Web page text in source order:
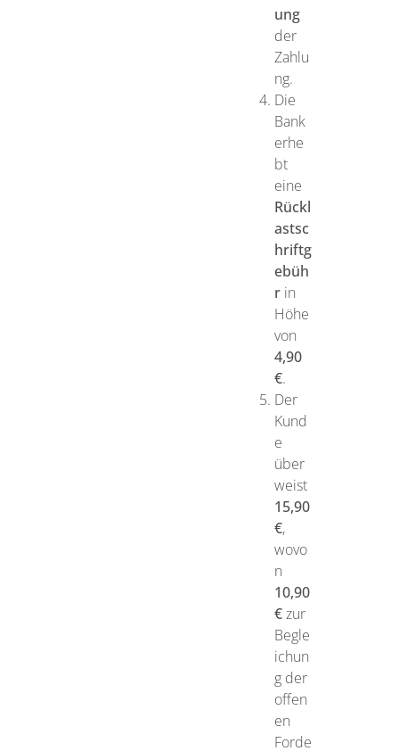
ung
der
Zahlu
ng.
Die
Bank
erhe
bt
eine
Rückl
astsc
hriftg
ebüh
rin
Höhe
von
4,90
€.
Der
Kund
e
über
weist
15,90
€,
wovo
n
10,90
€zur
Begle
ichun
g der
offen
en
Forde